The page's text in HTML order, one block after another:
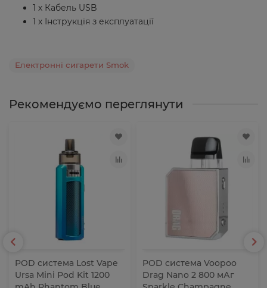
1 х Кабель USB
1 х Інструкція з експлуатації
Електронні сигарети Smok
Рекомендуємо переглянути
POD система Lost Vape
Ursa Mini Pod Kit 1200
POD система Voopoo
Drag Nano 2 800 мАг